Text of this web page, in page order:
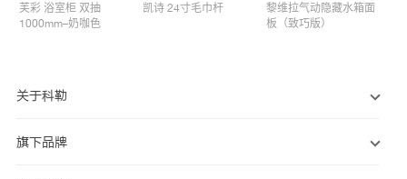
芙彩 浴室柜 双抽
1000mm–奶咖色
凯诗 24寸毛巾杆​
黎维拉气动隐藏水箱面
板（致巧版）
关于科勒
旗下品牌